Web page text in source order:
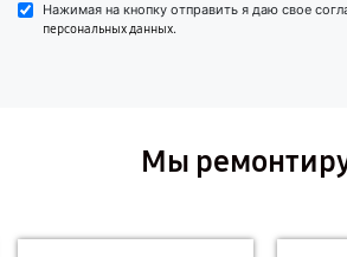
Нажимая на кнопку отправить я даю свое
персональных данных.
Мы